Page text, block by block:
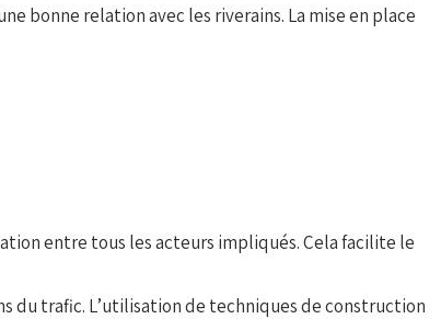
bonne relation avec les riverains. La mise en place
entre tous les acteurs impliqués. Cela facilite le
du trafic. L’utilisation de techniques de construction